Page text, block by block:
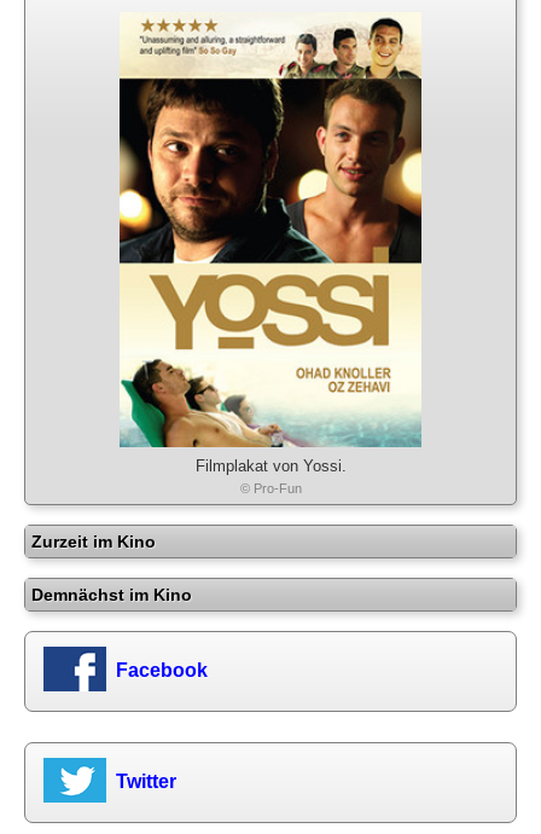
Filmplakat von Yossi.
© Pro-Fun
Zurzeit im Kino
Demnächst im Kino
Facebook
Twitter